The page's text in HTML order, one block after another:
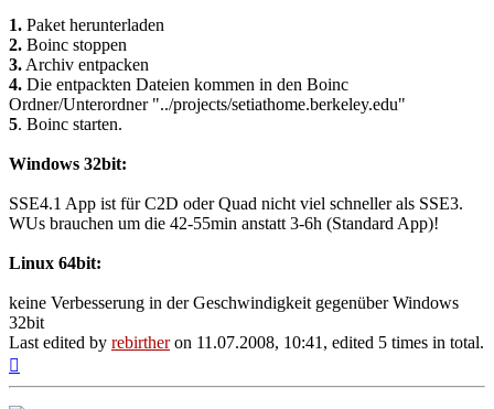
1. Paket herunterladen
2. Boinc stoppen
3. Archiv entpacken
4. Die entpackten Dateien kommen in den Boinc
Ordner/Unterordner "../projects/setiathome.berkeley.edu"
5. Boinc starten.
Windows 32bit:
SSE4.1 App ist für C2D oder Quad nicht viel schneller als SSE3.
WUs brauchen um die 42-55min anstatt 3-6h (Standard App)!
Linux 64bit:
keine Verbesserung in der Geschwindigkeit gegenüber Windows
32bit
Last edited by rebirtheron 11.07.2008, 10:41, edited 5 times in total.